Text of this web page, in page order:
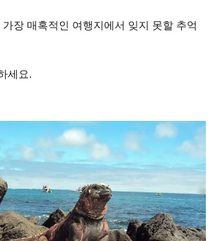
장 매혹적인 여행지에서 잊지 못할 추억
세요.